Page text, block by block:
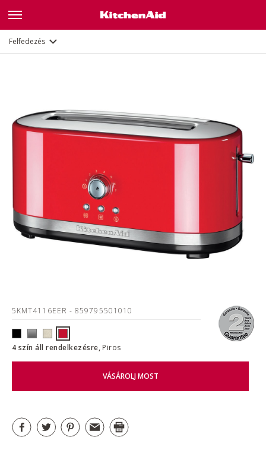
Felfedezés
5KMT4116EER - 859795501010
4 szín áll rendelkezésre, Piros
VÁSÁROLJ MOST